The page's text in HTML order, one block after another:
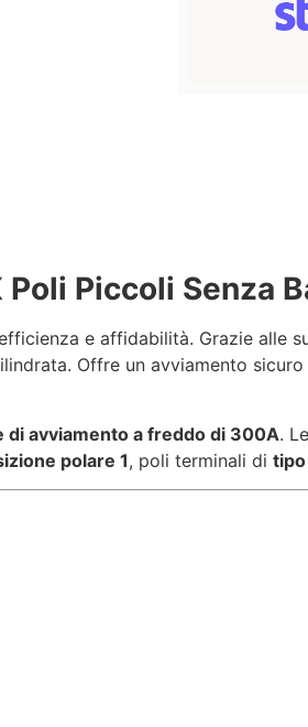
Piccoli Senza
e affidabilità. Grazie alle
Offre un avviamento
di avviamento a freddo di 300A.
polare 1, poli terminali di